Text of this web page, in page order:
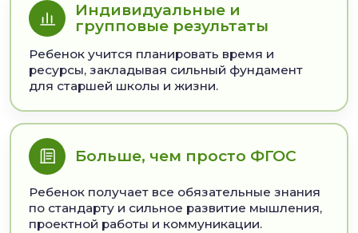
Индивидуальные и
групповые результаты
Ребенок учится планировать время и
ресурсы, закладывая сильный фундамент
для старшей школы и жизни.
Больше, чем просто ФГОС
Ребенок получает все обязательные знания
по стандарту и сильное развитие мышления,
проектной работы и коммуникации.